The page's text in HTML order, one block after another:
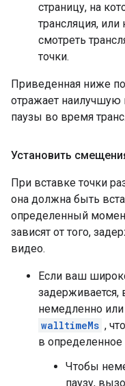
страницу, на
трансляция, или
смотреть
точки.
Приведенная ниже
отражает наилучшую
паузы во время
Установить
При вставке точки
она должна быть
определенный
зависят от того,
видео.
Если ваш
задерживается,
немедленно или
walltimeMs ,
в определенное
Чтобы
паузу,